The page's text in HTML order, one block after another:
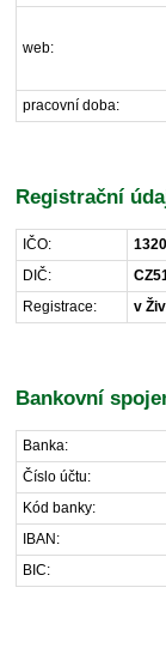
web:
pracovní doba:
Registrační
IČO:
DIČ:
Registrace:
v
Bankovní
Banka:
Číslo účtu:
Kód banky:
IBAN:
BIC: